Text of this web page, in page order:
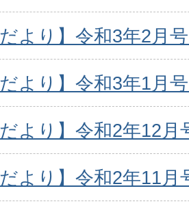
だより】令和3年2月
だより】令和3年1月
だより】令和2年12
だより】令和2年11